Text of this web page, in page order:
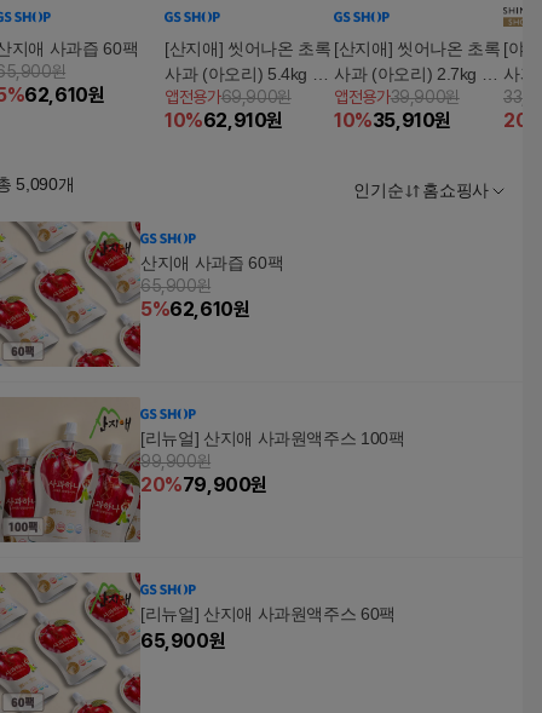
지애 사과즙 60팩
원
%62,610원
[산지애] 씻어나온 초록
사과 (아오리) 5.4kg (2.
7kg x 2박스, 총 16~24
과 내외)
앱전용가69,900원
10%62,910원
[산지애] 씻어나온 초록
사과 (아오리) 2.7kg x 1
박스 (총 8~12과)
앱전용가39,900원
10%35,910원
[야
사과
20
5,090개 인기순 홈쇼핑사
산지애 사과즙 60팩
65,900원
5%62,610원
[리뉴얼] 산지애 사과원액주스 100팩
99,900원
20%79,900원
[리뉴얼] 산지애 사과원액주스 60팩
65,900원